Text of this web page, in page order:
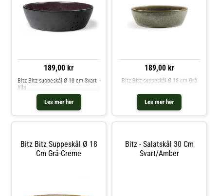
189,00 kr
Les mer her
Bitz Bitz suppeskål Ø 18 cm Svart-
lilla
189,00 kr
Les mer her
Bitz Bitz suppeskål Ø 18 cm Grå
Bitz Bitz Suppeskål Ø 18
Cm Grå-Creme
Bitz - Salatskål 30 Cm
Svart/amber